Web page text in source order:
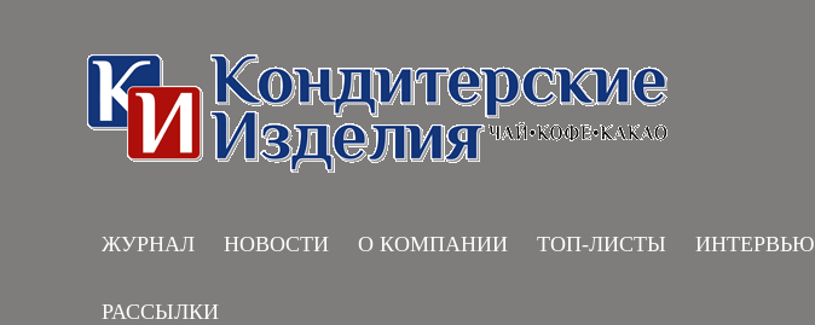
ЖУРНАЛ НОВОСТИ О КОМПАНИИ ТОП-ЛИСТЫ ИНТЕРВЬЮ
РАССЫЛКИ